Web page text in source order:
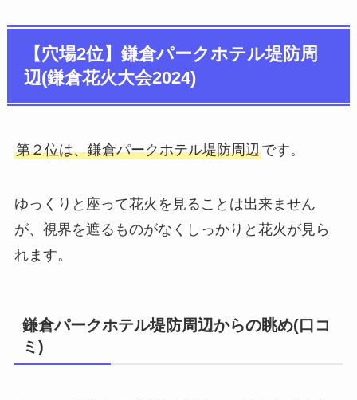
【穴場2位】鎌倉パークホテル堤防周
辺(鎌倉花火大会2024)
第２位は、鎌倉パークホテル堤防周辺です。
ゆっくりと座って花火を見ることは出来ません
が、視界を遮るものがなくしっかりと花火が見ら
れます。
鎌倉パークホテル堤防周辺からの眺め(口コ
ミ)